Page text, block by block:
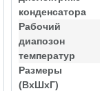
конденсатора
Рабочий
диапозон
температур
Размеры
(ВхШхГ)